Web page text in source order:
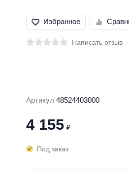
Избранное
Написать отзыв
Артикул 48524403000
4 155 ₽
Под заказ